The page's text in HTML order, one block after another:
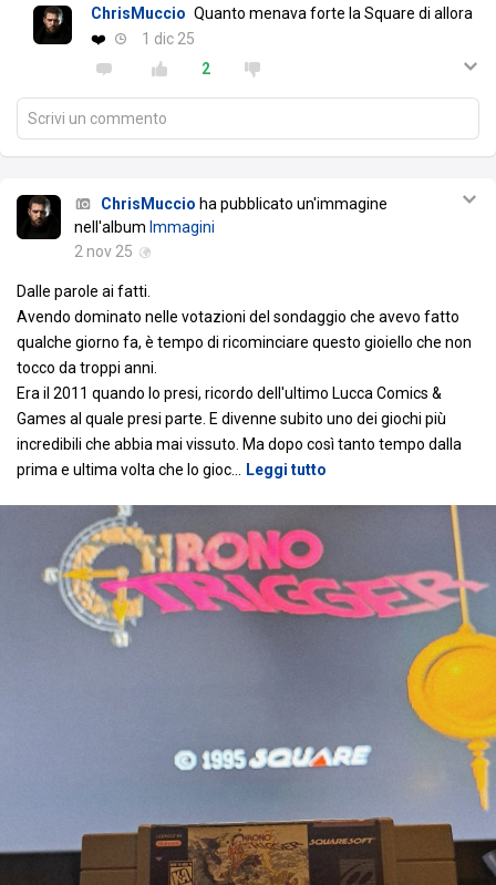
ChrisMuccio Quanto menava forte la Square di allora
❤️
1 dic 25
2
Scrivi un commento
ChrisMuccio ha pubblicato un'immagine
nell'album Immagini
2 nov 25
Dalle parole ai fatti.
Avendo dominato nelle votazioni del sondaggio che avevo fatto
qualche giorno fa, è tempo di ricominciare questo gioiello che non
tocco da troppi anni.
Era il 2011 quando lo presi, ricordo dell'ultimo Lucca Comics &
Games al quale presi parte. E divenne subito uno dei giochi più
incredibili che abbia mai vissuto. Ma dopo così tanto tempo dalla
prima e ultima volta che lo gioc
Leggi tutto